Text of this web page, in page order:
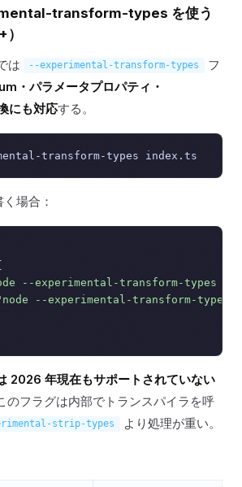
transform-types を使う
は --experimental-transform-types
フ
・パラメータプロパティ・
にも対応する。
く場合：
--experimental-transform-types
--experimental-transform-
2026 年現在もサポートされていない
のフラグは内部でトランスパイラを呼
strip-types より処理が重い。